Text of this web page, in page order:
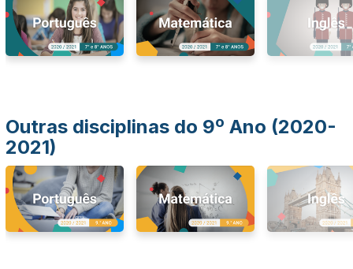
Outras disciplinas do 9º Ano (2020-
2021)